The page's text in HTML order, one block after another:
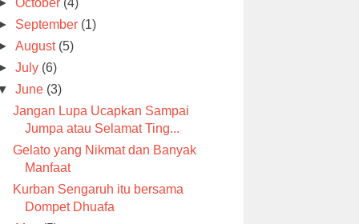
September (1)
August (5)
July (6)
June (3)
Jangan Lupa Ucapkan Sampai
Jumpa atau Selamat Ting...
Gelato yang Nikmat dan Banyak
Manfaat
Kurban Sengaruh itu bersama
Dompet Dhuafa